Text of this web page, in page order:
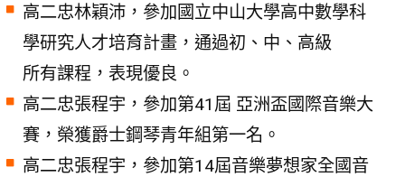
高二忠林穎沛，參加國立中山大學高中數學科
學研究人才培育計畫，通過初、中、高級
所有課程，表現優良。
高二忠張程宇，參加第41屆 亞洲盃國際音樂大
賽，榮獲爵士鋼琴青年組第一名。
高二忠張程宇，參加第14屆音樂夢想家全國音